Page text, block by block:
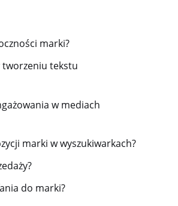
marki?
tworzeniu tekstu
w mediach
marki w wyszukiwarkach?
do marki?